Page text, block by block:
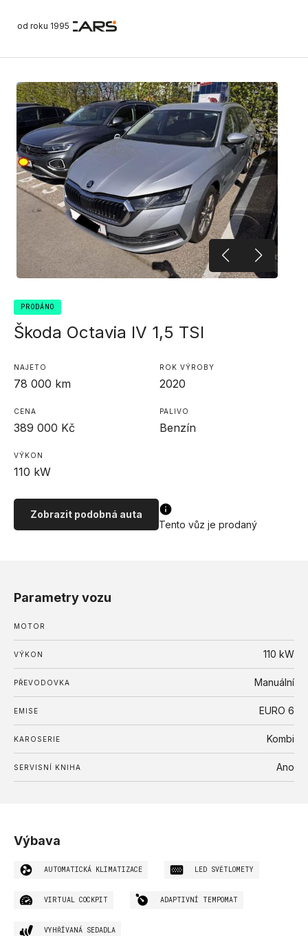
od roku 1995
Škoda Octavia IV 1,5 TSI
PRODÁNO
NAJETO
78 000 km
ROK VÝROBY
2020
CENA
389 000 Kč
PALIVO
Benzín
VÝKON
110 kW
Zobrazit podobná auta
Tento vůz je prodaný
Parametry vozu
MOTOR
VÝKON 110 kW
PŘEVODOVKA Manuální
EMISE EURO 6
KAROSERIE Kombi
SERVISNÍ KNIHA Ano
Výbava
AUTOMATICKÁ KLIMATIZACE LED SVĚTLOMETY
VIRTUAL COCKPIT ADAPTIVNÍ TEMPOMAT
VYHŘÍVANÁ SEDADLA